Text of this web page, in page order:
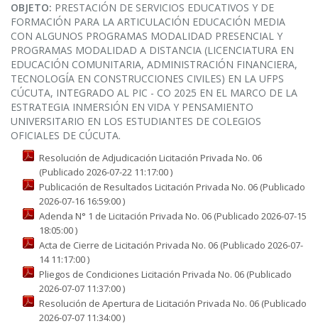
OBJETO: PRESTACIÓN DE SERVICIOS EDUCATIVOS Y DE
FORMACIÓN PARA LA ARTICULACIÓN EDUCACIÓN MEDIA
CON ALGUNOS PROGRAMAS MODALIDAD PRESENCIAL Y
PROGRAMAS MODALIDAD A DISTANCIA (LICENCIATURA EN
EDUCACIÓN COMUNITARIA, ADMINISTRACIÓN FINANCIERA,
TECNOLOGÍA EN CONSTRUCCIONES CIVILES) EN LA UFPS
CÚCUTA, INTEGRADO AL PIC - CO 2025 EN EL MARCO DE LA
ESTRATEGIA INMERSIÓN EN VIDA Y PENSAMIENTO
UNIVERSITARIO EN LOS ESTUDIANTES DE COLEGIOS
OFICIALES DE CÚCUTA.
Resolución de Adjudicación Licitación Privada No. 06
(Publicado 2026-07-22 11:17:00 )
Publicación de Resultados Licitación Privada No. 06 (Publicado
2026-07-16 16:59:00 )
Adenda N° 1 de Licitación Privada No. 06 (Publicado 2026-07-15
18:05:00 )
Acta de Cierre de Licitación Privada No. 06 (Publicado 2026-07-
14 11:17:00 )
Pliegos de Condiciones Licitación Privada No. 06 (Publicado
2026-07-07 11:37:00 )
Resolución de Apertura de Licitación Privada No. 06 (Publicado
2026-07-07 11:34:00 )